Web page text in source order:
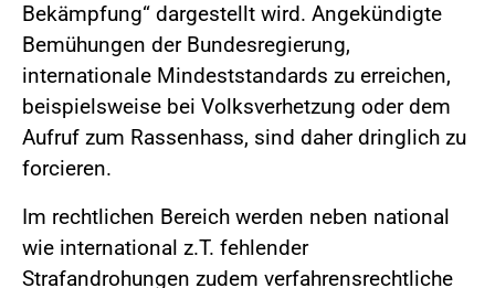
Bekämpfung“ dargestellt wird. Angekündigte
Bemühungen der Bundesregierung,
internationale Mindeststandards zu erreichen,
beispielsweise bei Volksverhetzung oder dem
Aufruf zum Rassenhass, sind daher dringlich zu
forcieren.
Im rechtlichen Bereich werden neben national
wie international z.T. fehlender
Strafandrohungen zudem verfahrensrechtliche